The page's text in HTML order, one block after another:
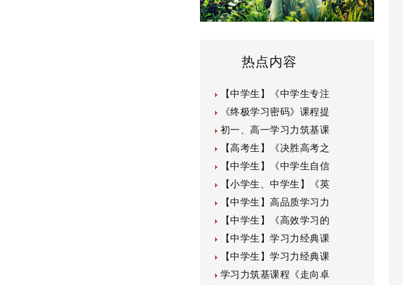
热点内容
【中学生】《中学生专注
《终极学习密码》课程提
初一、高一学习力筑基课
【高考生】《决胜高考之
【中学生】《中学生自信
【小学生、中学生】《英
【中学生】高品质学习力
【中学生】《高效学习的
【中学生】学习力经典课
【中学生】学习力经典课
学习力筑基课程《走向卓